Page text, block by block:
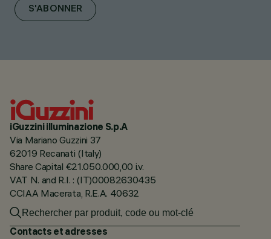
S'ABONNER
iGuzzini illuminazione S.p.A
Via Mariano Guzzini 37
62019 Recanati (Italy)
Share Capital €21.050.000,00 i.v.
VAT N. and R.I. : (IT)00082630435
CCIAA Macerata, R.E.A. 40632
Contacts et adresses